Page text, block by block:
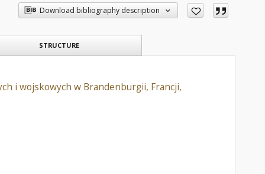
Download bibliography description
STRUCTURE
i wojskowych w Brandenburgii, Francji,